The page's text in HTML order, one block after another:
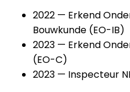
2022 — Erkend
Bouwkunde (EO-IB)
2023 — Erkend
(EO-C)
2023 — Inspecteur